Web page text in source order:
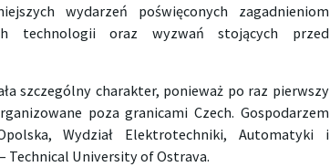
wydarzeń poświęconych zagadnieniom
technologii oraz wyzwań stojących przed
szczególny charakter, ponieważ po raz pierwszy
poza granicami Czech. Gospodarzem
Wydział Elektrotechniki, Automatyki i
Technical University of Ostrava.